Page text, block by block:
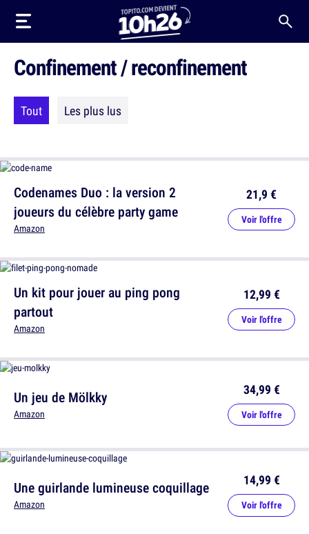
Confinement / reconfinement
Tout Les plus lus
Codenames Duo : la version 2
joueurs du célèbre party game
Amazon
21,9 €
Voir l'offre
Une guirlande lumineuse coquillage
Amazon
14,99 €
Voir l'offre
Un kit pour jouer au ping pong
partout
Amazon
12,99 €
Voir l'offre
Un jeu de Mölkky
Amazon
34,99 €
Voir l'offre